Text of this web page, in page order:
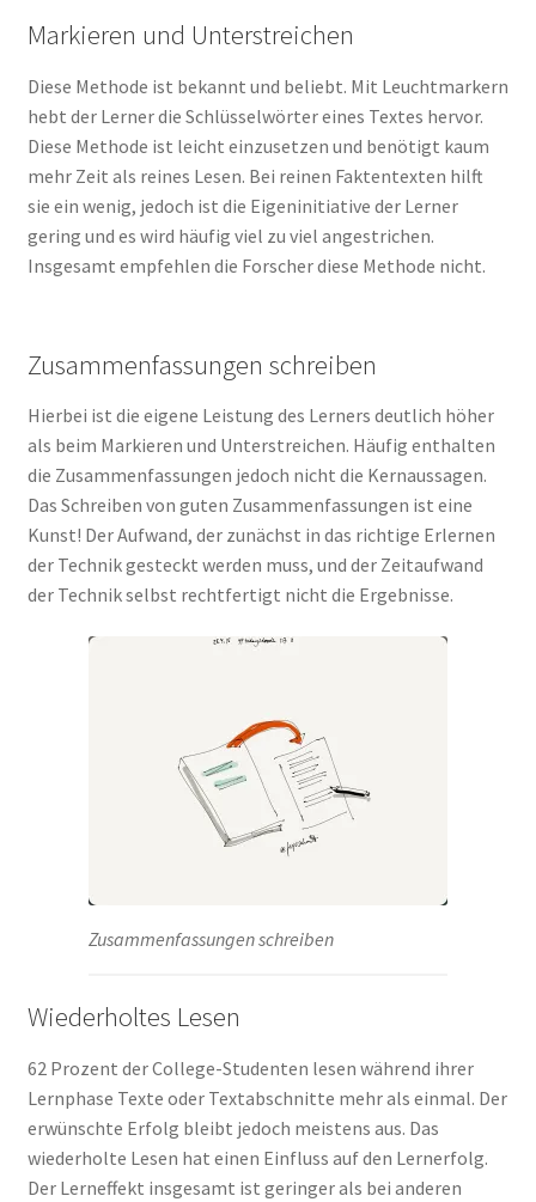
Markieren und Unterstreichen
Diese Methode ist bekannt und beliebt. Mit Leuchtmarkern
hebt der Lerner die Schlüsselwörter eines Textes hervor.
Diese Methode ist leicht einzusetzen und benötigt kaum
mehr Zeit als reines Lesen. Bei reinen Faktentexten hilft
sie ein wenig, jedoch ist die Eigeninitiative der Lerner
gering und es wird häufig viel zu viel angestrichen.
Insgesamt empfehlen die Forscher diese Methode nicht.
Zusammenfassungen schreiben
Hierbei ist die eigene Leistung des Lerners deutlich höher
als beim Markieren und Unterstreichen. Häufig enthalten
die Zusammenfassungen jedoch nicht die Kernaussagen.
Das Schreiben von guten Zusammenfassungen ist eine
Kunst! Der Aufwand, der zunächst in das richtige Erlernen
der Technik gesteckt werden muss, und der Zeitaufwand
der Technik selbst rechtfertigt nicht die Ergebnisse.
Zusammenfassungen schreiben
Wiederholtes Lesen
62 Prozent der College-Studenten lesen während ihrer
Lernphase Texte oder Textabschnitte mehr als einmal. Der
erwünschte Erfolg bleibt jedoch meistens aus. Das
wiederholte Lesen hat einen Einfluss auf den Lernerfolg.
Der Lerneffekt insgesamt ist geringer als bei anderen